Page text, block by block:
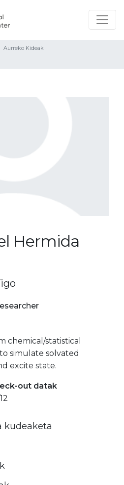
Aurreko Kideak
Hermida
chemical/statistical
simulate solvated
excite state.
out datak
kudeaketa